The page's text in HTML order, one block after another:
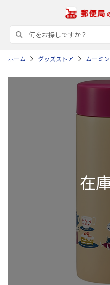
ホーム グッズストア ムーミン